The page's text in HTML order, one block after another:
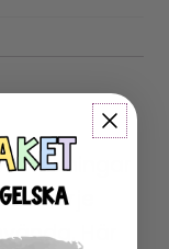
meningar
varje
Här